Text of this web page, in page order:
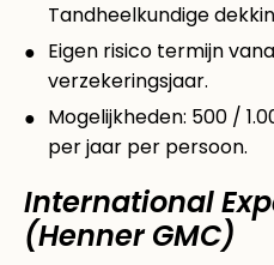
Tandheelkundige
Eigen risico termijn
verzekeringsjaar.
Mogelijkheden: 500 /
per jaar per persoon.
International
(Henner GMC)